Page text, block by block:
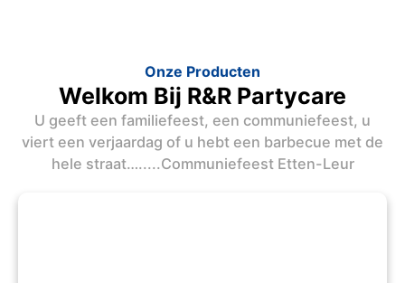
Onze Producten
Welkom Bij R&R Partycare
U geeft een familiefeest, een communiefeest, u
viert een verjaardag of u hebt een barbecue met de
hele straat….....Communiefeest Etten-Leur